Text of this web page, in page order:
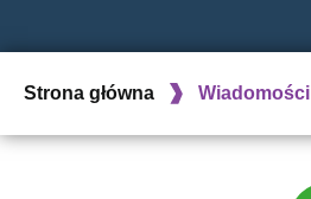
Strona główna Wiadomości